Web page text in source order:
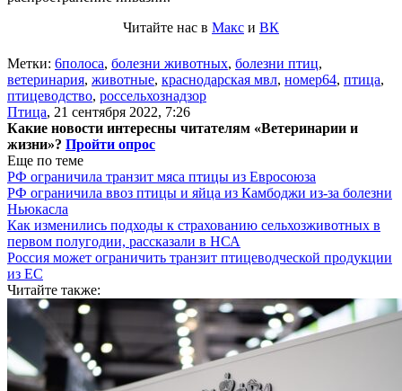
Читайте нас в Макс и ВК
Метки: 6полоса, болезни животных, болезни птиц,
ветеринария, животные, краснодарская мвл, номер64, птица,
птицеводство, россельхознадзор
Птица, 21 сентября 2022, 7:26
Какие новости интересны читателям «Ветеринарии и
жизни»? Пройти опрос
Еще по теме
РФ ограничила транзит мяса птицы из Евросоюза
РФ ограничила ввоз птицы и яйца из Камбоджи из-за болезни
Ньюкасла
Как изменились подходы к страхованию сельхозживотных в
первом полугодии, рассказали в НСА
Россия может ограничить транзит птицеводческой продукции
из ЕС
Читайте также: